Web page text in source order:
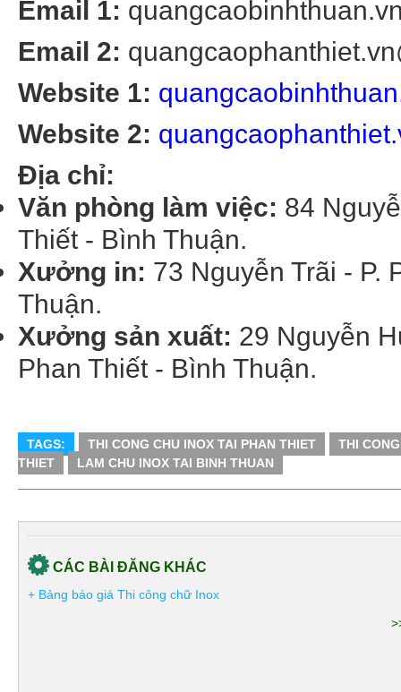
Email 1:
Email 2:
Website 1:
Website 2:
Địa chỉ:
Văn phòng làm việc: 84
Thiết - Bình Thuận.
Xưởng in: 73 Nguyễn Trãi - P.
Thuận.
Xưởng sản xuất: 29 Nguyễn
Phan Thiết - Bình Thuận.
TAGS: THI CONG CHU INOX TAI PHAN THIET
THI
THIET
LAM CHU INOX TAI BINH THUAN
CÁC BÀI ĐĂNG KHÁC
+ Bảng báo giá Thi công chữ Inox